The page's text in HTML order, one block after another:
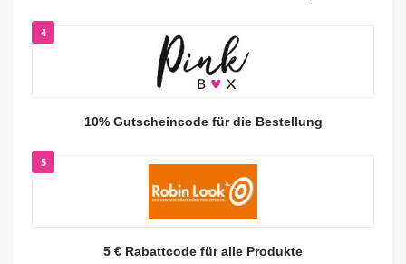
4
10% Gutscheincode für die Bestellung
5
5 € Rabattcode für alle Produkte